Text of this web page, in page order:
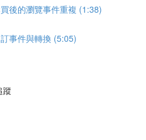
後的瀏覽事件重複 (1:38)
事件與轉換 (5:05)
蹤